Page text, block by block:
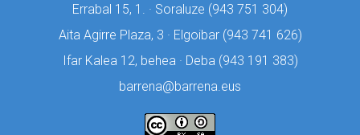
Errabal 15, 1. · Soraluze (943 751 304)
Aita Agirre Plaza, 3 · Elgoibar (943 741 626)
Ifar Kalea 12, behea · Deba (943 191 383)
barrena@barrena.eus